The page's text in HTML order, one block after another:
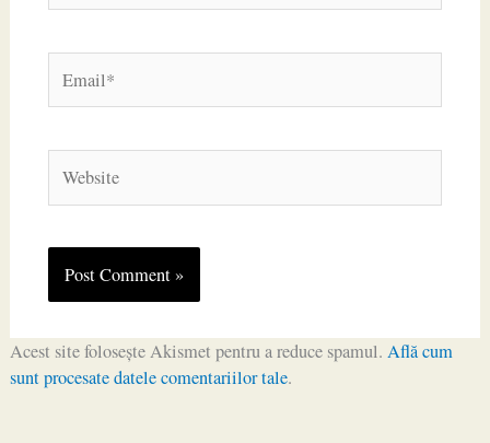
Acest site folosește Akismet pentru a reduce spamul. Află cum
sunt procesate datele comentariilor tale.